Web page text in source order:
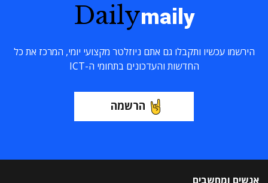
Dailymaily
הירשמו עכשיו ותקבלו גם אתם ניוזלטר מקצועי יומי, המרכז את כל
החדשות והעדכונים בתחומי ה-ICT
הרשמה
אנשים ומחשבים